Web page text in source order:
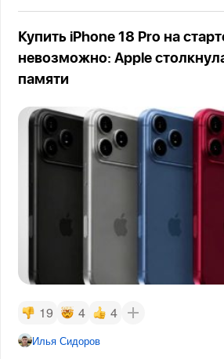
Купить iPhone 18 Pro на
невозможно: Apple
памяти
19 4 4
Илья Сидоров